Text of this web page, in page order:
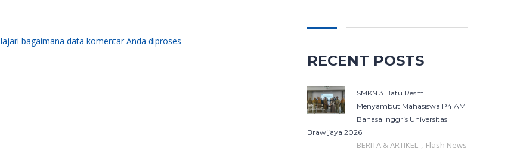
bagaimana data komentar Anda diproses
RECENT POSTS
SMKN 3 Batu Resmi
Menyambut Mahasiswa P4 AM
Bahasa Inggris Universitas
Brawijaya 2026
BERITA & ARTIKEL , Flash News